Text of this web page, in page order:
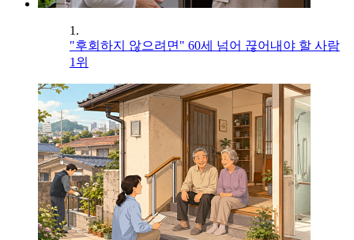
1.
"후회하지 않으려면" 60세 넘어 끊어내야 할 사람
1위